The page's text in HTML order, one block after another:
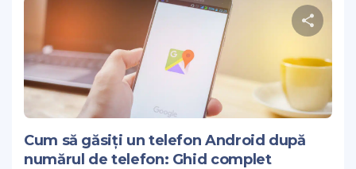
Stare de
Cum să găsiți un telefon Android după
numărul de telefon: Ghid complet